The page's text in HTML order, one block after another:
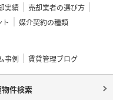
実績
売却業者の選び方
媒介契約の種類
事例 賃貸管理ブログ
件検索